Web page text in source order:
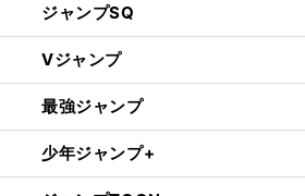
ジャンプSQ
Vジャンプ
最強ジャンプ
少年ジャンプ+